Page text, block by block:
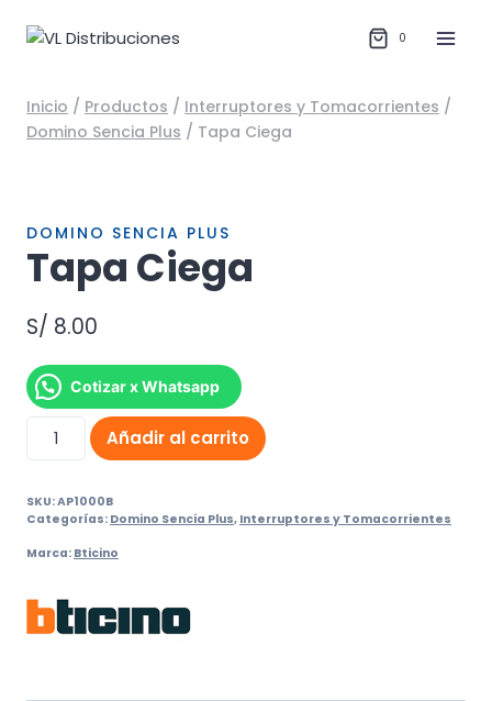
0
Inicio / Productos / Interruptores y Tomacorrientes /
Domino Sencia Plus / Tapa Ciega
DOMINO SENCIA PLUS
Tapa Ciega
S/ 8.00
Cotizar x Whatsapp
Tapa
Ciega
Añadir al carrito
SKU:AP1000B
Categorías: Domino Sencia Plus, Interruptores y Tomacorrientes
Marca: Bticino